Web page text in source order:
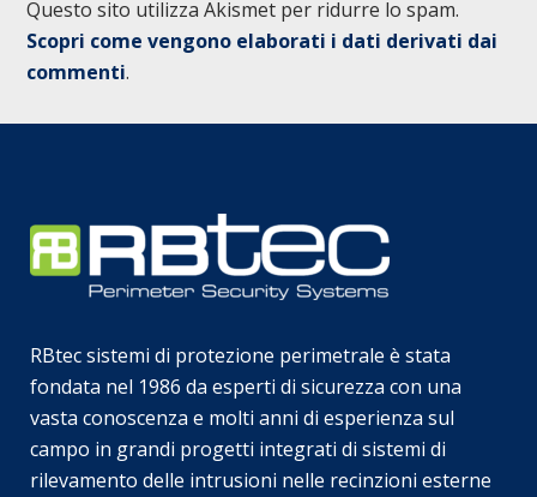
Questo sito utilizza Akismet per ridurre lo spam.
Scopri come vengono elaborati i dati derivati dai
commenti.
RBtec sistemi di protezione perimetrale è stata
fondata nel 1986 da esperti di sicurezza con una
vasta conoscenza e molti anni di esperienza sul
campo in grandi progetti integrati di sistemi di
rilevamento delle intrusioni nelle recinzioni esterne